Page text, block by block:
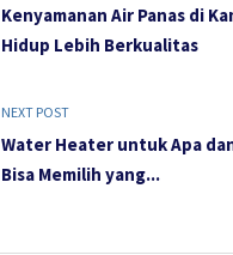
Kenyamanan Air Panas di
Hidup Lebih Berkualitas
NEXT POST
Water Heater untuk Apa
Bisa Memilih yang...